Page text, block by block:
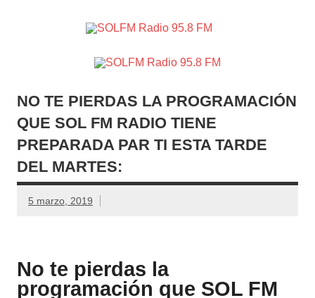
Crevillente, Radio en Vega Baja y Radio en el Medio
Vinalopó
NO TE PIERDAS LA PROGRAMACIÓN
QUE SOL FM RADIO TIENE
PREPARADA PAR TI ESTA TARDE
DEL MARTES:
5 marzo, 2019
No te pierdas la
programación que SOL FM